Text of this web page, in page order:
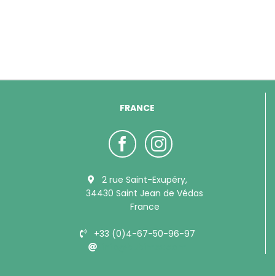
FRANCE
2 rue Saint-Exupéry,
34430 Saint Jean de Védas
France
+33 (0)4-67-50-96-97